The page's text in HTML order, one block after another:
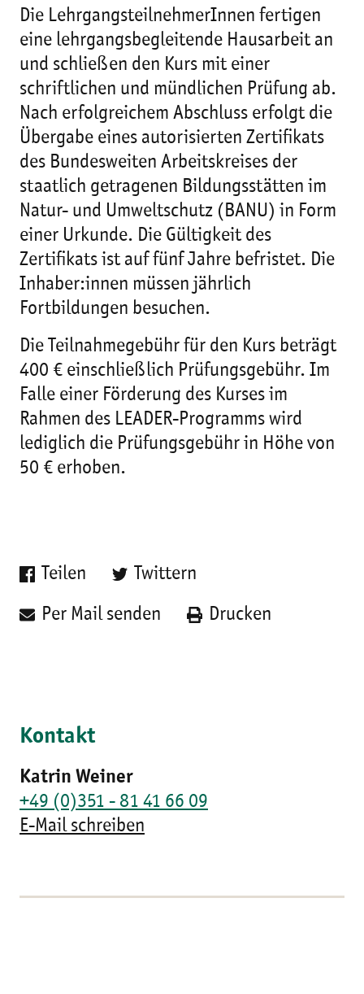
Die LehrgangsteilnehmerInnen fertigen
eine lehrgangsbegleitende Hausarbeit an
und schließen den Kurs mit einer
schriftlichen und mündlichen Prüfung ab.
Nach erfolgreichem Abschluss erfolgt die
Übergabe eines autorisierten Zertifikats
des Bundesweiten Arbeitskreises der
staatlich getragenen Bildungsstätten im
Natur- und Umweltschutz (BANU) in Form
einer Urkunde. Die Gültigkeit des
Zertifikats ist auf fünf Jahre befristet. Die
Inhaber:innen müssen jährlich
Fortbildungen besuchen.
Die Teilnahmegebühr für den Kurs beträgt
400 € einschließlich Prüfungsgebühr. Im
Falle einer Förderung des Kurses im
Rahmen des LEADER-Programms wird
lediglich die Prüfungsgebühr in Höhe von
50 € erhoben.
Teilen Twittern
Per Mail senden Drucken
Kontakt
Katrin Weiner
+49 (0)351 - 81 41 66 09
E-Mail schreiben